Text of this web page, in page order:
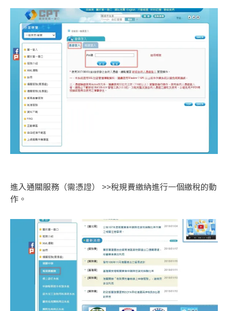
進入通關服務（需憑證） >>稅規費繳納進行一個繳稅的動
作。